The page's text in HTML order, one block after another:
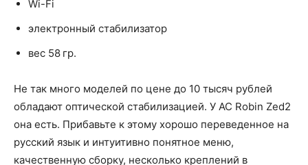
Wi-Fi
электронный стабилизатор
вес 58 гр.
Не так много моделей по цене до 10 тысяч рублей
обладают оптической стабилизацией. У AC Robin Zed2
она есть. Прибавьте к этому хорошо переведенное на
русский язык и интуитивно понятное меню,
качественную сборку, несколько креплений в